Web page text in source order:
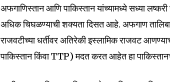
अफगाणिस्तान आणि पाकिस्तान यांच्यामध्ये सध्या
अधिक चिघळण्याची शक्यता दिसत आहे. अफगाण
राजवटीच्या धर्तीवर अतिरेकी इस्लामिक राजवट
पाकिस्तान किंवा TTP) मदत करत आहेत हा